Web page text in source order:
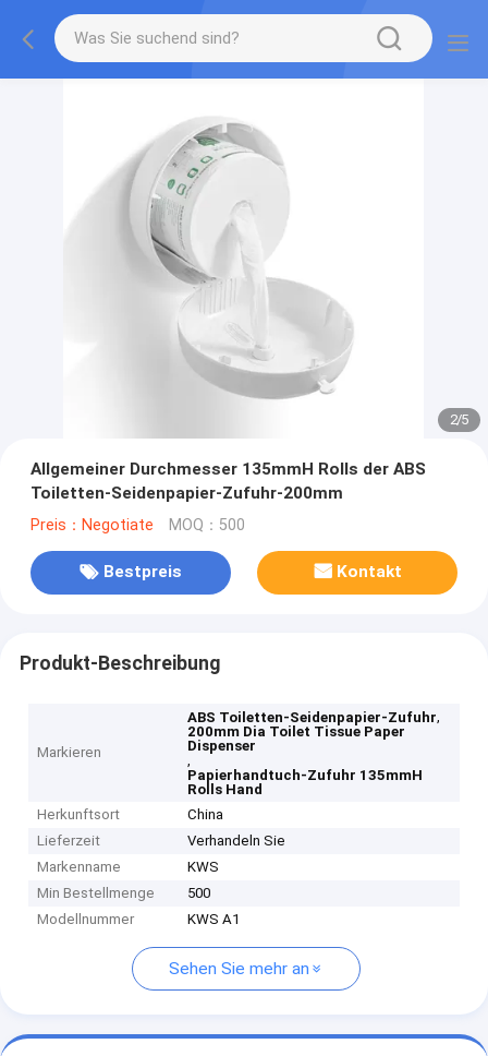
2/5
Allgemeiner Durchmesser 135mmH Rolls der ABS
Toiletten-Seidenpapier-Zufuhr-200mm
Preis：Negotiate MOQ：500
Bestpreis Kontakt
Produkt-Beschreibung
Markieren
ABS Toiletten-Seidenpapier-Zufuhr,
200mm Dia Toilet Tissue Paper
Dispenser
,
Papierhandtuch-Zufuhr 135mmH
Rolls Hand
Herkunftsort
China
Lieferzeit
Verhandeln Sie
Markenname
KWS
Min Bestellmenge
500
Modellnummer
KWS A1
Sehen Sie mehr an